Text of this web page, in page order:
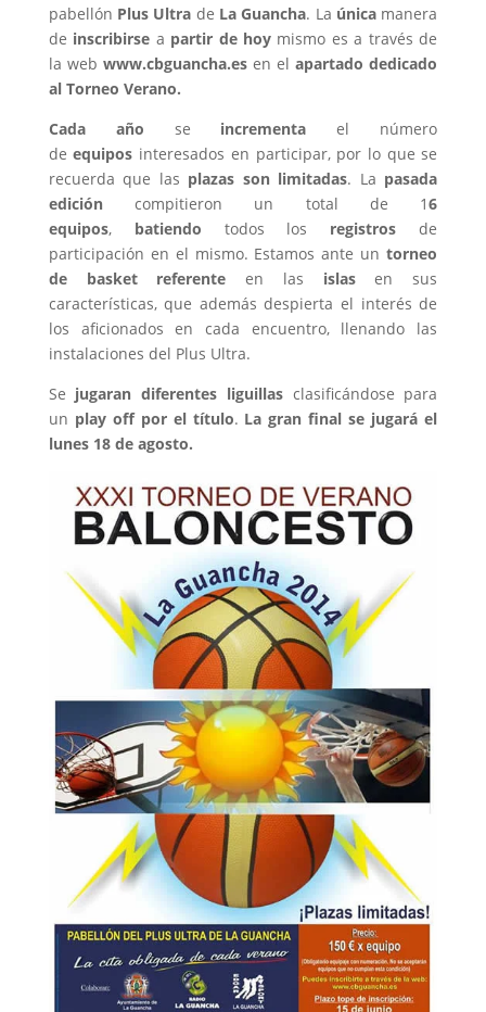
pabellón Plus Ultra de La Guancha. La únicamanera
de inscribirse a partir de hoy mismo es a través de
la web www.cbguancha.esen elapartado dedicado
al Torneo Verano.
Cada año se incrementa el número
deequipos interesados en participar, por lo que se
recuerda que las plazas son limitadas. La pasada
edicióncompitieron un total de 16
equipos, batiendo todos los registros de
participación en el mismo. Estamos ante untorneo
de basket referente en las islasen sus
características, que además despierta el interés de
los aficionados en cada encuentro, llenando las
instalaciones del Plus Ultra.
Se jugaran diferentes liguillasclasificándose para
un play off por el título. La gran final se jugará el
lunes 18 de agosto.